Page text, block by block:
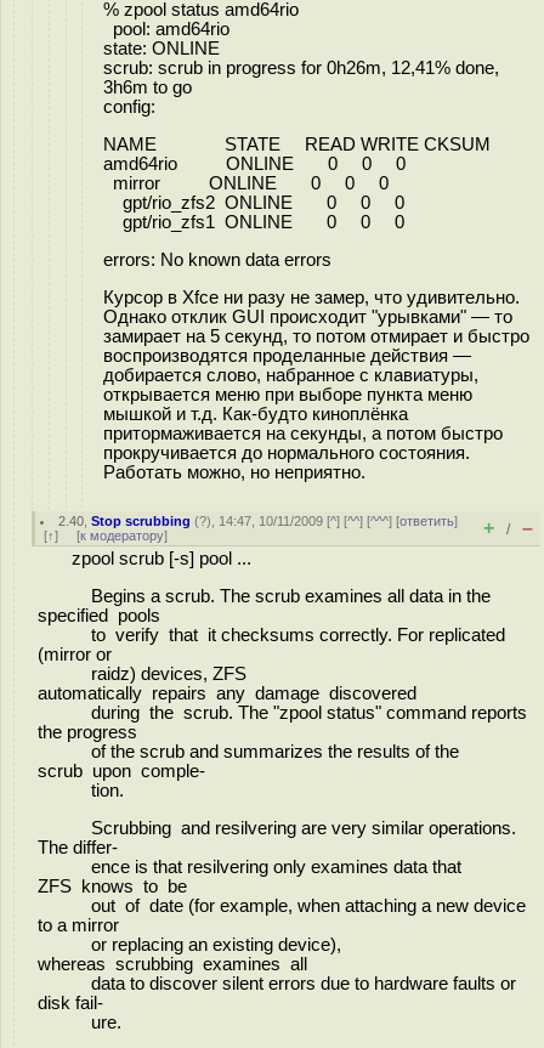
% zpool status amd64rio
pool: amd64rio
state: ONLINE
scrub: scrub in progress for 0h26m, 12,41% done,
3h6m to go
config:
NAME STATE READ WRITE CKSUM
amd64rio ONLINE 0 0 0
mirror ONLINE 0 0 0
gpt/rio_zfs2 ONLINE 0 0 0
gpt/rio_zfs1 ONLINE 0 0 0
errors: No known data errors
Курсор в Xfce ни разу не замер, что удивительно.
Однако отклик GUI происходит "урывками" — то
замирает на 5 секунд, то потом отмирает и быстро
воспроизводятся проделанные действия —
добирается слово, набранное с клавиатуры,
открывается меню при выборе пункта меню
мышкой и т.д. Как-будто киноплёнка
притормаживается на секунды, а потом быстро
прокручивается до нормального состояния.
Работать можно, но неприятно.
2.40 ,Stop scrubbing (?), 14:47, 10/11/2009 [^] [^^] [^^^] [ответить]
[↑] [к модератору] + / –
zpool scrub [-s] pool ...
Begins a scrub. The scrub examines all data in the
specified pools
to verify that it checksums correctly. For replicated
(mirror or
raidz) devices, ZFS
automatically repairs any damage discovered
during the scrub. The "zpool status" command reports
the progress
of the scrub and summarizes the results of the
scrub upon comple-
tion.
Scrubbing and resilvering are very similar operations.
The differ-
ence is that resilvering only examines data that
ZFS knows to be
out of date (for example, when attaching a new device
to a mirror
or replacing an existing device),
whereas scrubbing examines all
data to discover silent errors due to hardware faults or
disk fail-
ure.